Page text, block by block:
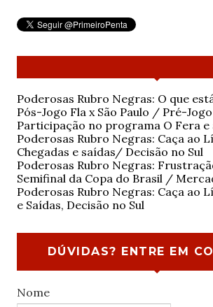
Poderosas Rubro Negras: O que
Pós-Jogo Fla x São Paulo / Pré-
Participação no programa O Fera e
Poderosas Rubro Negras: Caça ao
Chegadas e saídas/ Decisão no Sul
Poderosas Rubro Negras:
Semifinal da Copa do Brasil /
Poderosas Rubro Negras: Caça ao
e Saídas, Decisão no Sul
DÚVIDAS? ENTRE EM
Nome